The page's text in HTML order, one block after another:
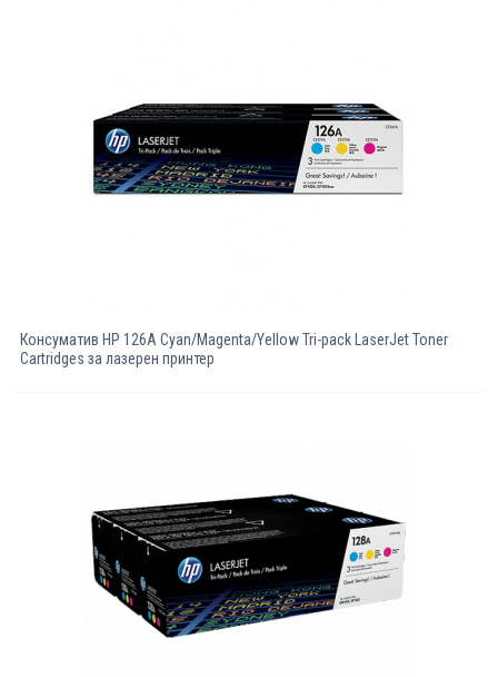
Консуматив HP 126A Cyan/Magenta/Yellow Tri-pack LaserJet Toner
Cartridges за лазерен принтер